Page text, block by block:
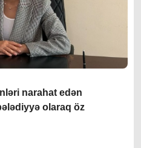
narahat edən
olaraq öz